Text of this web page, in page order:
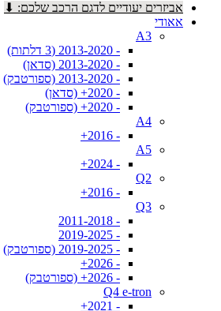
אביזרים יעודיים לדגם הרכב שלכם: ⬇
אאודי
A3
- 2013-2020 (3 דלתות)
- 2013-2020 (סדאן)
- 2013-2020 (ספורטבק)
- 2020+ (סדאן)
- 2020+ (ספורטבק)
A4
- 2016+
A5
- 2024+
Q2
- 2016+
Q3
- 2011-2018
- 2019-2025
- 2019-2025 (ספורטבק)
- 2026+
- 2026+ (ספורטבק)
Q4 e-tron
- 2021+